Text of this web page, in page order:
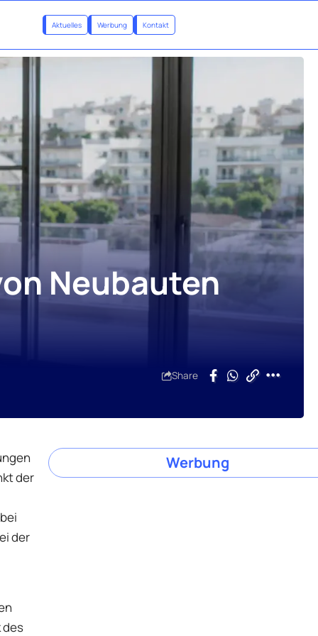
Aktuelles Werbung Kontakt
Neubauten
Share
der
der
des
Werbung